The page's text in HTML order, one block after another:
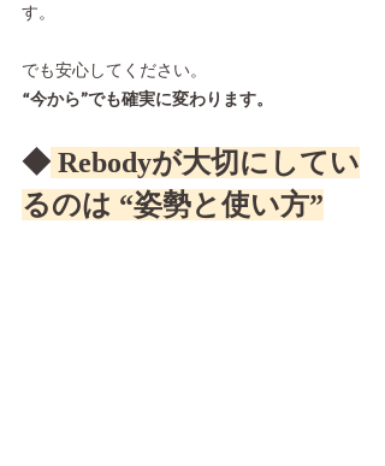
す。
でも安心してください。
“今から”でも確実に変わります。
◆ Rebodyが大切にしてい
るのは “姿勢と使い方”